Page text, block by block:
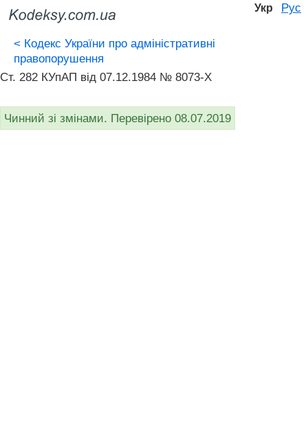
Укр Рус
< Кодекс України про адміністративні
правопорушення
Ст. 282 КУпАП вiд 07.12.1984 № 8073-X
Чинний зі змінами. Перевірено 08.07.2019